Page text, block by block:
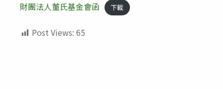
財團法人董氏基金會函 下載
Post Views: 65